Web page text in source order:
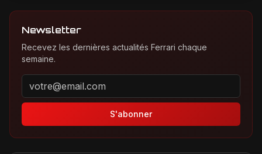
Newsletter
Recevez les dernières actualités Ferrari chaque
semaine.
Adresse email pour la newsletter
S'abonner